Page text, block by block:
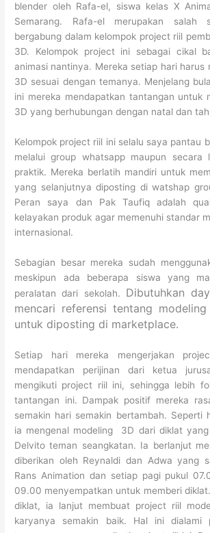
blender oleh Rafa-el, siswa kelas X
Semarang. Rafa-el merupakan salah
bergabung dalam kelompok project riil
3D. Kelompok project ini sebagai cikal
animasi nantinya. Mereka setiap hari harus
3D sesuai dengan temanya. Menjelang
ini mereka mendapatkan tantangan untuk
3D yang berhubungan dengan natal dan
Kelompok project riil ini selalu saya pantau
melalui group whatsapp maupun secara
praktik. Mereka berlatih mandiri untuk
yang selanjutnya diposting di watshap
Peran saya dan Pak Taufiq adalah
kelayakan produk agar memenuhi standar
internasional.
Sebagian besar mereka sudah
meskipun ada beberapa siswa yang
peralatan dari sekolah. Dibutuhkan
mencari referensi tentang
untuk diposting di marketplace.
Setiap hari mereka mengerjakan
mendapatkan perijinan dari ketua
mengikuti project riil ini, sehingga lebih
tantangan ini. Dampak positif mereka
semakin hari semakin bertambah. Seperti
ia mengenal modeling 3D dari diklat yang
Delvito teman seangkatan. Ia berlanjut
diberikan oleh Reynaldi dan Adwa yang
Rans Animation dan setiap pagi pukul
09.00 menyempatkan untuk memberi
diklat, ia lanjut membuat project riil
karyanya semakin baik. Hal ini dialami